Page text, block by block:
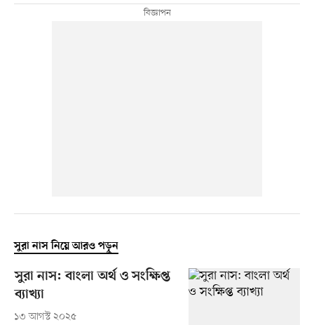
সুরা নাস নিয়ে আরও পড়ুন
সুরা নাস: বাংলা অর্থ ও সংক্ষিপ্ত
ব্যাখ্যা
১৩ আগস্ট ২০২৫